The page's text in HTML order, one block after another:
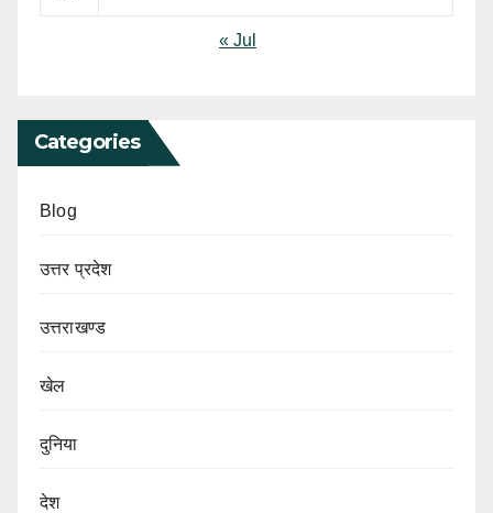
« Jul
Categories
Blog
उत्तर प्रदेश
उत्तराखण्ड
खेल
दुनिया
देश